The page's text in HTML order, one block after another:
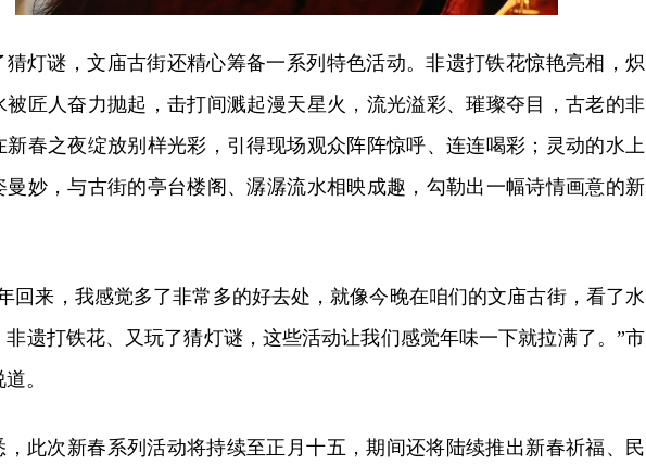
猜灯谜，文庙古街还精心筹备一系列特色活动。非遗打铁花惊艳亮相，炽
被匠人奋力抛起，击打间溅起漫天星火，流光溢彩、璀璨夺目，古老的非
新春之夜绽放别样光彩，引得现场观众阵阵惊呼、连连喝彩；灵动的水上
曼妙，与古街的亭台楼阁、潺潺流水相映成趣，勾勒出一幅诗情画意的新
回来，我感觉多了非常多的好去处，就像今晚在咱们的文庙古街，看了水
非遗打铁花、又玩了猜灯谜，这些活动让我们感觉年味一下就拉满了。”市
。
，此次新春系列活动将持续至正月十五，期间还将陆续推出新春祈福、民